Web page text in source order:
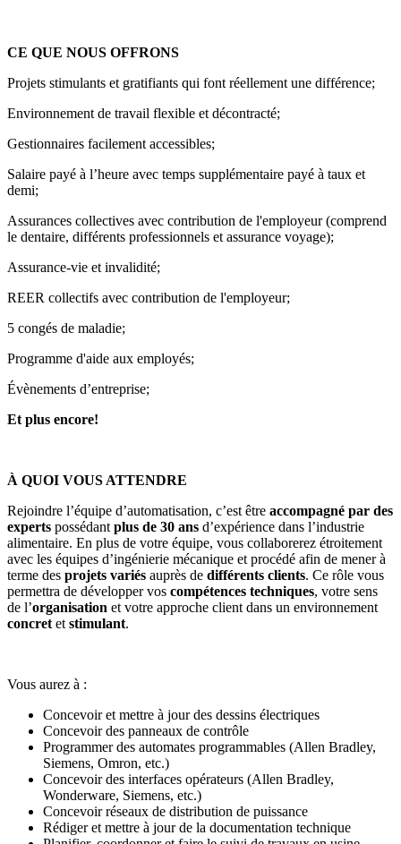
CE QUE NOUS OFFRONS
Projets stimulants et gratifiants qui font réellement une différence;
Environnement de travail flexible et décontracté;
Gestionnaires facilement accessibles;
Salaire payé à l’heure avec temps supplémentaire payé à taux et
demi;
Assurances collectives avec contribution de l'employeur (comprend
le dentaire, différents professionnels et assurance voyage);
Assurance-vie et invalidité;
REER collectifs avec contribution de l'employeur;
5 congés de maladie;
Programme d'aide aux employés;
Évènements d’entreprise;
Et plus encore!
À QUOI VOUS ATTENDRE
Rejoindre l’équipe d’automatisation, c’est être accompagné par des
experts possédant plus de 30 ans d’expérience dans l’industrie
alimentaire. En plus de votre équipe, vous collaborerez étroitement
avec les équipes d’ingénierie mécanique et procédé afin de mener à
terme des projets variés auprès de différents clients. Ce rôle vous
permettra de développer vos compétences techniques, votre sens
de l’organisation et votre approche client dans un environnement
concret et stimulant.
Vous aurez à :
Concevoir et mettre à jour des dessins électriques
Concevoir des panneaux de contrôle
Programmer des automates programmables (Allen Bradley,
Siemens, Omron, etc.)
Concevoir des interfaces opérateurs (Allen Bradley,
Wonderware, Siemens, etc.)
Concevoir réseaux de distribution de puissance
Rédiger et mettre à jour de la documentation technique